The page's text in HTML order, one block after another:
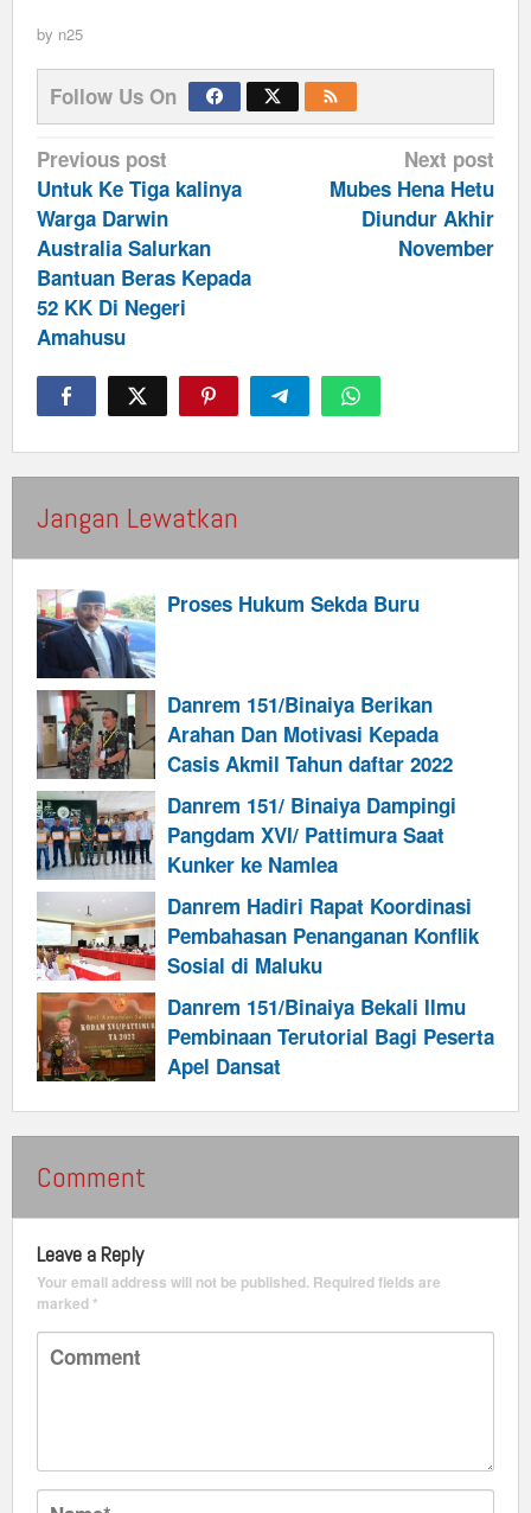
by n25
Follow Us On
Post
navigation
Previous post
Untuk Ke Tiga kalinya
Warga Darwin
Australia Salurkan
Bantuan Beras Kepada
52 KK Di Negeri
Amahusu
Next post
Mubes Hena Hetu
Diundur Akhir
November
Jangan Lewatkan
Proses Hukum Sekda Buru
Danrem 151/Binaiya Berikan
Arahan Dan Motivasi Kepada
Casis Akmil Tahun daftar 2022
Danrem 151/ Binaiya Dampingi
Pangdam XVI/ Pattimura Saat
Kunker ke Namlea
Danrem Hadiri Rapat Koordinasi
Pembahasan Penanganan Konflik
Sosial di Maluku
Danrem 151/Binaiya Bekali Ilmu
Pembinaan Terutorial Bagi Peserta
Apel Dansat
Comment
Leave a Reply
Your email address will not be published. Required fields are
marked*